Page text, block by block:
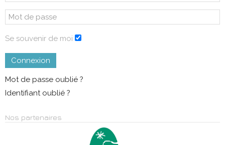
Se souvenir de moi
Connexion
Mot de passe oublié ?
Identifiant oublié ?
Nos partenaires